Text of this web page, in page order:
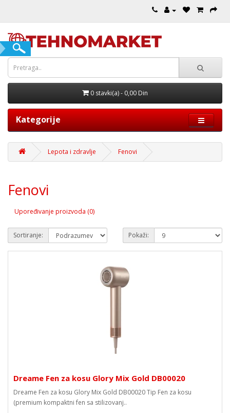
0 stavki(a) - 0,00 Din
Kategorije
Lepota i zdravlje Fenovi
Fenovi
Upoređivanje proizvoda (0)
Sortiranje: Pokaži:
Dreame Fen za kosu Glory Mix Gold DB00020
Dreame Fen za kosu Glory Mix Gold DB00020 Tip Fen za kosu
(premium kompaktni fen sa stilizovanj..